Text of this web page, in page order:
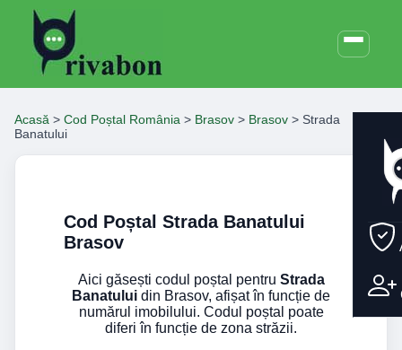
Acasă > Cod Poștal România > Brasov > Brasov > Strada
Banatului
Cod Poștal Strada Banatului
Brasov
Aici găsești codul poștal pentru Strada
Banatului din Brasov, afișat în funcție de
numărul imobilului. Codul poștal poate
diferi în funcție de zona străzii.